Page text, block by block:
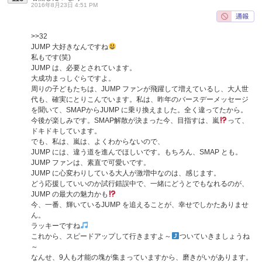
2016年8月23日 4:51 PM
>>32
JUMP 大好きなんですね
私もです(笑)
JUMP は、必要とされています。
大成功まっしぐらですよ。
周りの子どもたちは、JUMP ファンが飛躍して増えているし、大人世
代も、確実にとりこんでいます。私は、昨年のバースデーメッセージ
を聞いて、SMAPからJUMP に乗り換えました。全く違ってたから。
今後が楽しみです。SMAP解散が決まった今、目指すは、嵐
って、
ドキドキしています。
でも、私は、嵐は、よくわからないので、
JUMP には、違う道を進んでほしいです。もちろん、SMAP とも。
JUMP ファンは、素直で可愛いです。
JUMP に心変わりしている大人が激増中なのは、感じます。
どう応援していいのか試行錯誤中で、一緒にどうとでもなれるのが、
JUMP の最大の魅力かも
今、一番、輝いているJUMP を追えることが、幸せでしかたありませ
ん。
ラッキーですね
これから、スピードアップして行きますよ～
ついていきましょうね
～
なんせ、9人も才能の塊が集まっていますから、磨きがいがあります。